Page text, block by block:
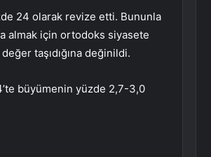
24 olarak revize etti. Bununla
almak için ortodoks siyasete
taşıdığına değinildi.
büyümenin yüzde 2,7-3,0